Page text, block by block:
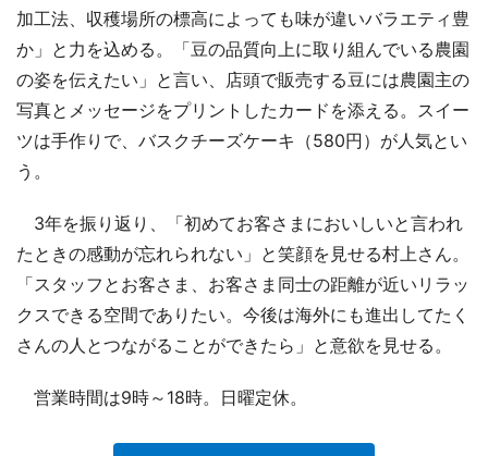
加工法、収穫場所の標高によっても味が違いバラエティ豊
か」と力を込める。「豆の品質向上に取り組んでいる農園
の姿を伝えたい」と言い、店頭で販売する豆には農園主の
写真とメッセージをプリントしたカードを添える。スイー
ツは手作りで、バスクチーズケーキ（580円）が人気とい
う。
3年を振り返り、「初めてお客さまにおいしいと言われ
たときの感動が忘れられない」と笑顔を見せる村上さん。
「スタッフとお客さま、お客さま同士の距離が近いリラッ
クスできる空間でありたい。今後は海外にも進出してたく
さんの人とつながることができたら」と意欲を見せる。
営業時間は9時～18時。日曜定休。